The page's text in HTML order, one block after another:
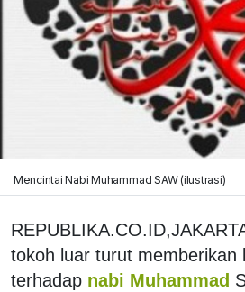
Mencintai Nabi Muhammad SAW (ilustrasi)
tokoh luar turut memberikan
terhadap nabi Muhammad